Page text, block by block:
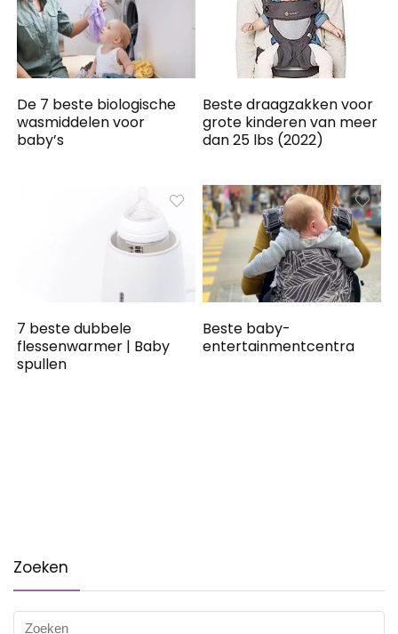
De 7 beste biologische
wasmiddelen voor
baby’s
Beste draagzakken voor
grote kinderen van meer
dan 25 lbs (2022)
7 beste dubbele
flessenwarmer | Baby
spullen
Beste baby-
entertainmentcentra
Zoeken